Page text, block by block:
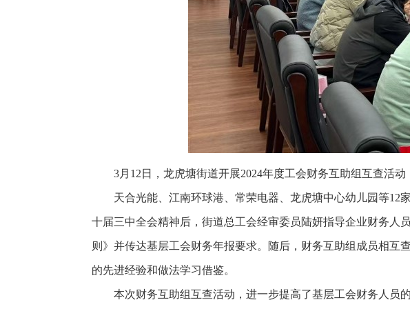
3月12日，龙虎塘街道开展2024年度工会财务互助组互查活
天合光能、江南环球港、常荣电器、龙虎塘中心幼儿园等12
十届三中全会精神后，街道总工会经审委员陆妍指导企业财务人
则》并传达基层工会财务年报要求。随后，财务互助组成员相互
的先进经验和做法学习借鉴。
本次财务互助组互查活动，进一步提高了基层工会财务人员